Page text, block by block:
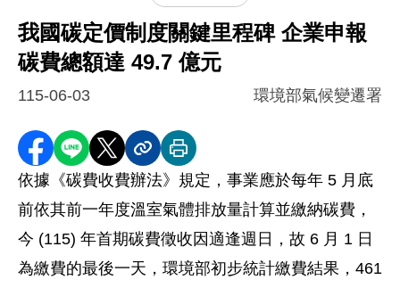
我國碳定價制度關鍵里程碑 企業申報
碳費總額達 49.7 億元
115-06-03 環境部氣候變遷署
分享至 Facebook
分享到 LINE
分享到 X分享內容連結
列印本頁
依據《碳費收費辦法》規定，事業應於每年 5 月底
前依其前一年度溫室氣體排放量計算並繳納碳費，
今 (115) 年首期碳費徵收因適逢週日，故 6 月 1 日
為繳費的最後一天，環境部初步統計繳費結果，461